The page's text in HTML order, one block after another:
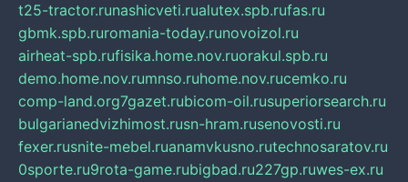
t25-tractor.runashicveti.rualutex.spb.rufas.ru
gbmk.spb.ruromania-today.runovoizol.ru
airheat-spb.rufisika.home.nov.ruorakul.spb.ru
demo.home.nov.rumnso.ruhome.nov.rucemko.ru
comp-land.org7gazet.rubicom-oil.rusuperiorsearch.ru
bulgarianedvizhimost.rusn-hram.rusenovosti.ru
fexer.rusnite-mebel.ruanamvkusno.rutechnosaratov.ru
0sporte.ru9rota-game.rubigbad.ru227gp.ruwes-ex.ru